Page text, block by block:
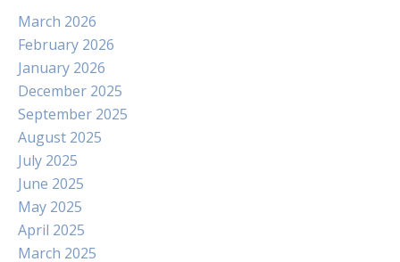
March 2026
February 2026
January 2026
December 2025
September 2025
August 2025
July 2025
June 2025
May 2025
April 2025
March 2025